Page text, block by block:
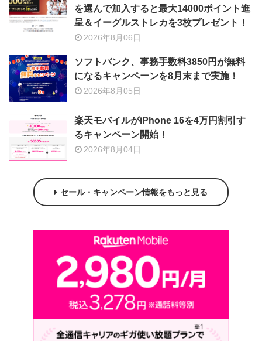
を選んで加入すると最大14000ポイント進
呈＆イーグルストレカを3枚プレゼント！
2026年8月06日
ソフトバンク、事務手数料3850円が無料
になるキャンペーンを8月末まで実施！
2026年8月05日
楽天モバイルがiPhone 16を4万円割引す
るキャンペーン開始！
2026年8月04日
セール・キャンペーン情報をもっと見る